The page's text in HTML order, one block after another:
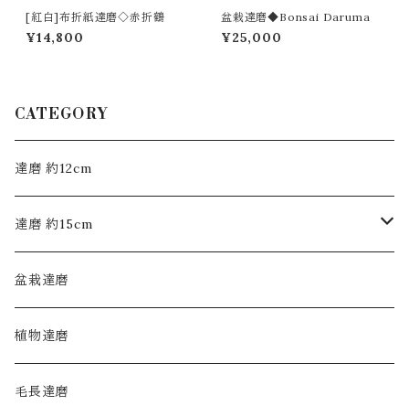
[紅白]布折紙達磨◇赤折鶴
¥14,800
盆栽達磨◆Bonsai Daruma
¥25,000
CATEGORY
達磨 約12cm
達磨 約15cm
モヒカン布達磨
毛長達磨
盆栽達磨
植物達磨
毛長達磨